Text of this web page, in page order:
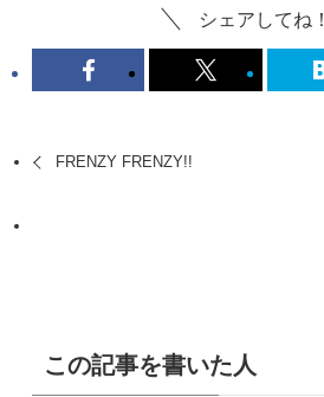
シェアしてね！
FRENZY FRENZY!!
この記事を書いた人